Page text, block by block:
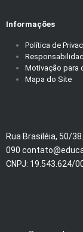
Informações
Política de
Motivação para
Mapa do Site
Rua Brasiléia, 50/
090
CNPJ: 19.543.624/